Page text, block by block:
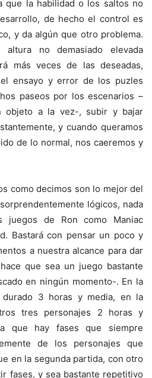
que la habilidad o los saltos no
de hecho el control es
y da algún que otro problema.
no demasiado elevada
más veces de las deseadas,
ensayo y error de los puzles
paseos por los escenarios –
objeto a la vez-, subir y bajar
y cuando queramos
de lo normal, nos caeremos y
como decimos son lo mejor del
lógicos, nada
juegos de Ron como Maniac
Bastará con pensar un poco y
a nuestra alcance para dar
que sea un juego bastante
en ningún momento-. En la
3 horas y media, en la
tres personajes 2 horas y
que hay fases que siempre
de los personajes que
en la segunda partida, con otro
fases, y sea bastante repetitivo